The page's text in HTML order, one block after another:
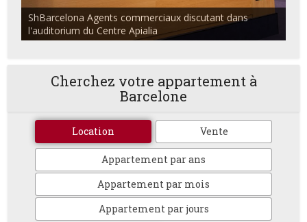
ShBarcelona Agents commerciaux discutant dans
l'auditorium du Centre Apialia
Cherchez votre appartement à
Barcelone
Location Vente
Appartement par ans
Appartement par mois
Appartement par jours